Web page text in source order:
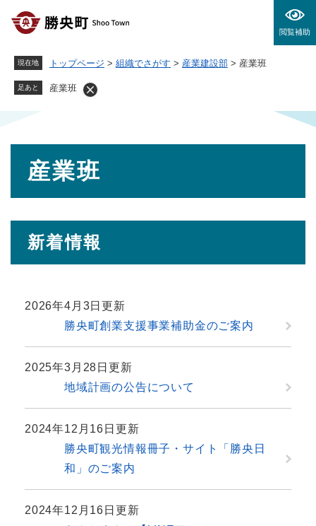
閲覧補助
現在地 トップページ > 組織でさがす > 産業建設部 > 産業班
足あと 産業班
産業班
新着情報
2026年4月3日更新
勝央町創業支援事業補助金のご案内
2025年3月28日更新
地域計画の公告について
2024年12月16日更新
勝央町観光情報冊子・サイト「勝央日
和」のご案内
2024年12月16日更新